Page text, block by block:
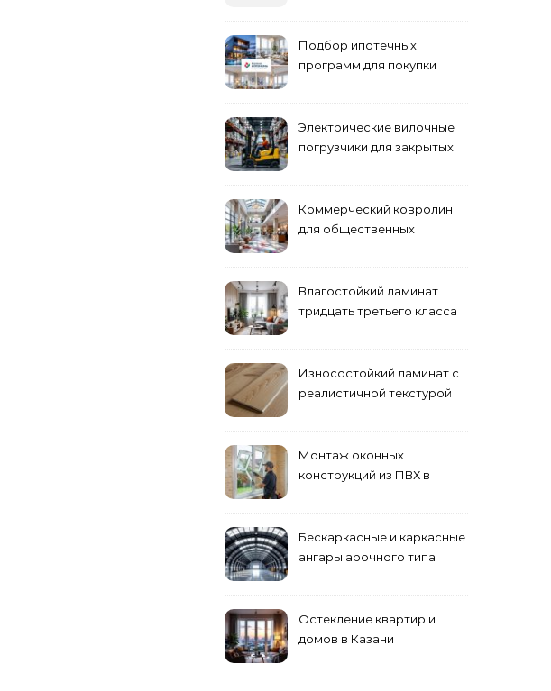
Подбор ипотечных
программ для покупки
Электрические вилочные
погрузчики для закрытых
Коммерческий ковролин
для общественных
Влагостойкий ламинат
тридцать третьего класса
Износостойкий ламинат с
реалистичной текстурой
Монтаж оконных
конструкций из ПВХ в
Бескаркасные и каркасные
ангары арочного типа
Остекление квартир и
домов в Казани